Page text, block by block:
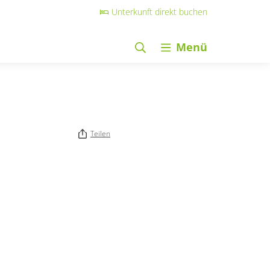
Unterkunft direkt buchen
Menü
Teilen